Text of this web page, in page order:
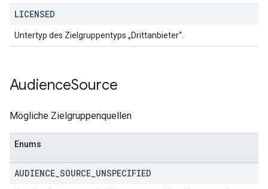
LICENSED
Untertyp des Zielgruppentyps „Drittanbieter“.
AudienceSource
Mögliche Zielgruppenquellen
Enums
AUDIENCE SOURCE UNSPECIFIED